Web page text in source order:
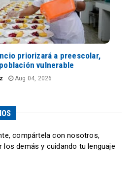
priorizará a preescolar,
vulnerable
Aug 04, 2026
compártela con nosotros,
los demás y cuidando tu lenguaje